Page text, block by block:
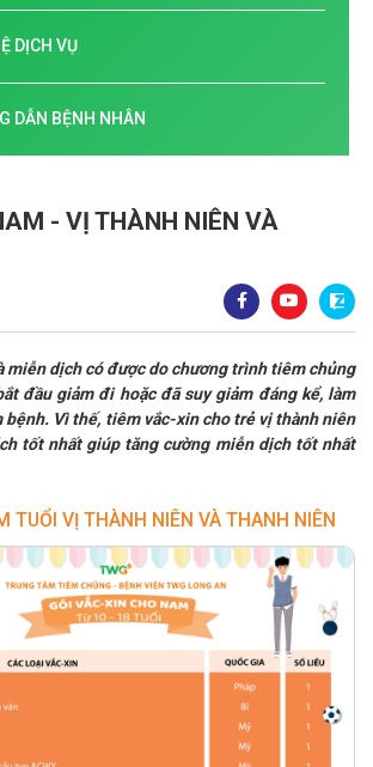
DỊCH VỤ
DẪN BỆNH NHÂN
- VỊ THÀNH NIÊN VÀ
miễn dịch có được do chương trình tiêm chủng
đầu giảm đi hoặc đã suy giảm đáng kể, làm
bệnh. Vì thế, tiêm vắc-xin cho trẻ vị thành niên
tốt nhất giúp tăng cường miễn dịch tốt nhất
TUỔI VỊ THÀNH NIÊN VÀ THANH NIÊN